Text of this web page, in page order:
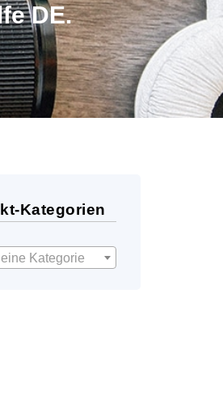
DE.
Kategorien
Kategorie